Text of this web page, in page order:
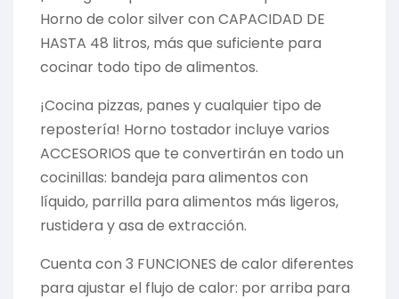
Horno de color silver con CAPACIDAD DE
HASTA 48 litros, más que suficiente para
cocinar todo tipo de alimentos.
¡Cocina pizzas, panes y cualquier tipo de
repostería! Horno tostador incluye varios
ACCESORIOS que te convertirán en todo un
cocinillas: bandeja para alimentos con
líquido, parrilla para alimentos más ligeros,
rustidera y asa de extracción.
Cuenta con 3 FUNCIONES de calor diferentes
para ajustar el flujo de calor: por arriba para